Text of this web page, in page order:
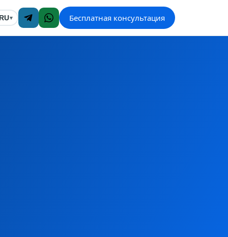
▾ Бесплатная консультация